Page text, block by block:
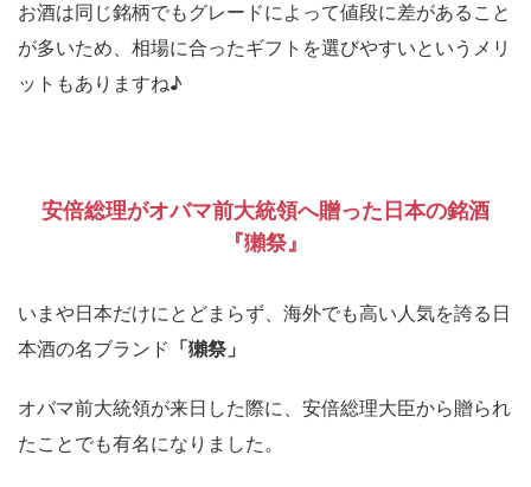
お酒は同じ銘柄でもグレードによって値段に差があること
が多いため、相場に合ったギフトを選びやすいというメリ
ットもありますね♪
安倍総理がオバマ前大統領へ贈った日本の銘酒
『獺祭』
いまや日本だけにとどまらず、海外でも高い人気を誇る日
本酒の名ブランド 「獺祭」
オバマ前大統領が来日した際に、安倍総理大臣から贈られ
たことでも有名になりました。